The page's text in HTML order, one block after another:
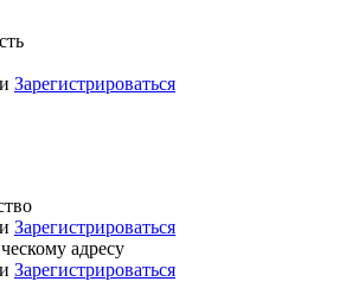
Зарегистрироваться
Зарегистрироваться
адресу
Зарегистрироваться